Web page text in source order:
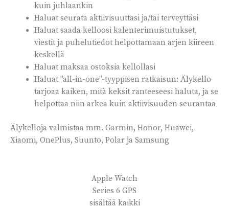
kuin juhlaankin
Haluat seurata aktiivisuuttasi ja/tai terveyttäsi
Haluat saada kelloosi kalenterimuistutukset,
viestit ja puhelutiedot helpottamaan arjen kiireen
keskellä
Haluat maksaa ostoksia kellollasi
Haluat ”all-in-one”-tyyppisen ratkaisun: Älykello
tarjoaa kaiken, mitä keksit ranteeseesi haluta, ja se
helpottaa niin arkea kuin aktiivisuuden seurantaa
Älykelloja valmistaa mm. Garmin, Honor, Huawei,
Xiaomi, OnePlus, Suunto, Polar ja Samsung
Apple Watch
Series 6 GPS
sisältää kaikki